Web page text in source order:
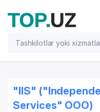
"IIS"
Services" OOO)